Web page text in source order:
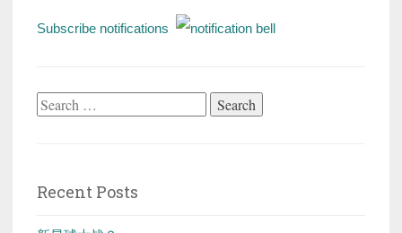
Subscribe notifications
Search
Recent Posts